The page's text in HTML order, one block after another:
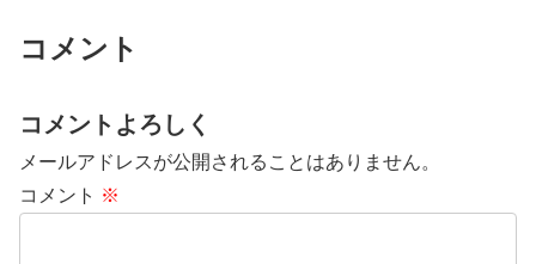
コメント
コメントよろしく
メールアドレスが公開されることはありません。
コメント ※